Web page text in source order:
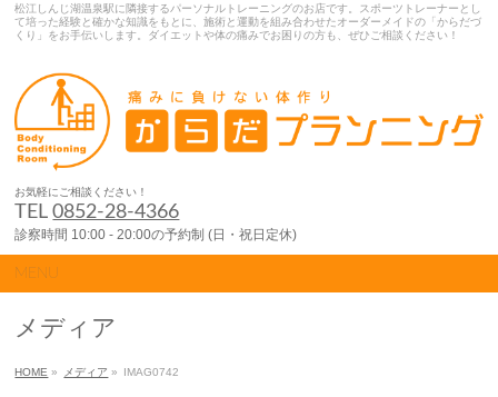
松江しんじ湖温泉駅に隣接するパーソナルトレーニングのお店です。スポーツトレーナーとし
て培った経験と確かな知識をもとに、施術と運動を組み合わせたオーダーメイドの「からだづ
くり」をお手伝いします。ダイエットや体の痛みでお困りの方も、ぜひご相談ください！
お気軽にご相談ください！
TEL0852-28-4366
診察時間 10:00 - 20:00の予約制 (日・祝日定休)
MENU
メディア
HOME » メディア » IMAG0742